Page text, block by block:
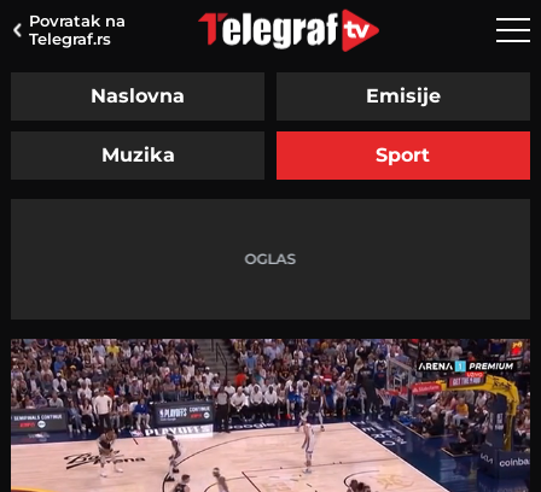
Povratak na
Telegraf.rs
Naslovna Emisije
Muzika Sport